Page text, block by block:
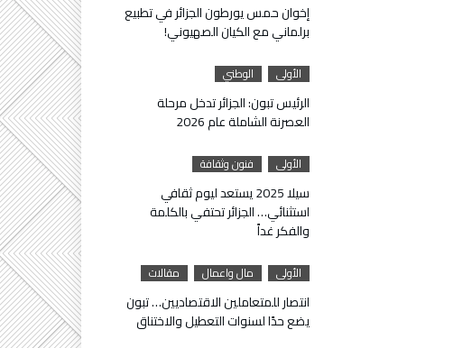
إخوان حمس يورطون الجزائر في تطبيع
برلماني مع الكيان الصهيوني!
الأولى الوطني
الرئيس تبون: الجزائر تدخل مرحلة
العصرنة الشاملة عام 2026
الأولى فنون وثقافة
سيلا 2025 يستعد ليوم ثقافي
استثنائي… الجزائر تحتفي بالكلمة
والفكر غداً
الأولى مال واعمال مقالات
انتصار للمتعاملين الاقتصاديين… تبون
يضع حدًا لسنوات التعطيل والاختناق